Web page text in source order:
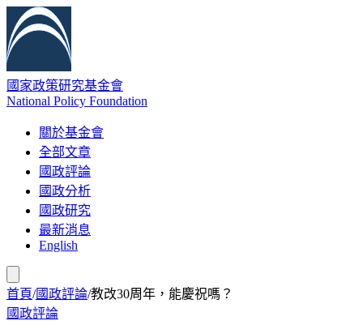
國家政策研究基金會
National Policy Foundation
關於基金會
全部文章
國政評論
國政分析
國政研究
最新消息
English
首頁/國政評論/教改30周年，能慶祝嗎？
國政評論